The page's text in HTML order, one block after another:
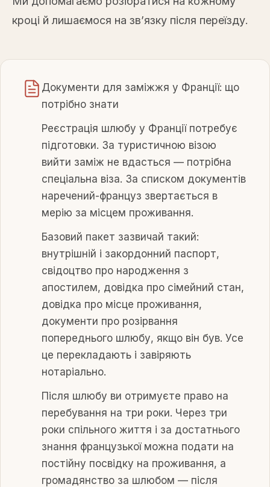
кроці й лишаємося на зв’язку після переїзду.
Документи для заміжжя у Франції: що
потрібно знати
Реєстрація шлюбу у Франції потребує
підготовки. За туристичною візою
вийти заміж не вдасться — потрібна
спеціальна віза. За списком документів
наречений-француз звертається в
мерію за місцем проживання.
Базовий пакет зазвичай такий:
внутрішній і закордонний паспорт,
свідоцтво про народження з
апостилем, довідка про сімейний стан,
довідка про місце проживання,
документи про розірвання
попереднього шлюбу, якщо він був. Усе
це перекладають і завіряють
нотаріально.
Після шлюбу ви отримуєте право на
перебування на три роки. Через три
роки спільного життя і за достатнього
знання французької можна подати на
постійну посвідку на проживання, а
громадянство за шлюбом — після